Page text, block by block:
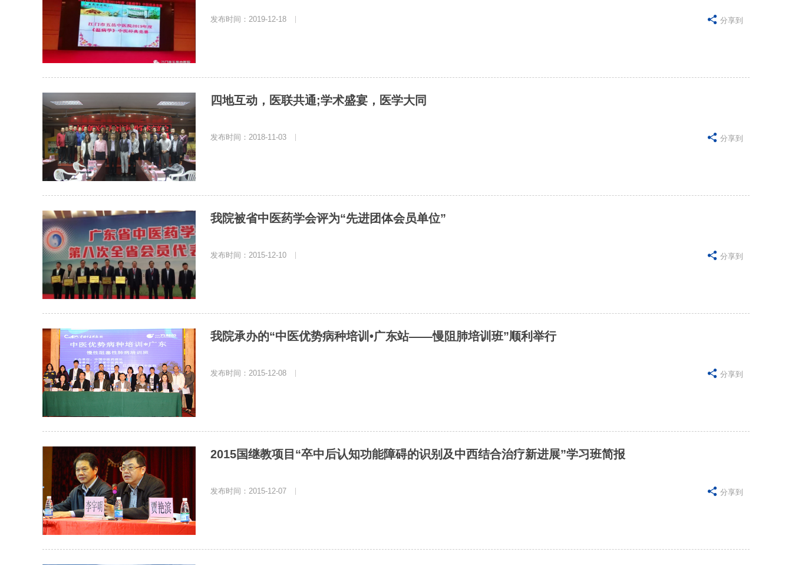
发布时间：2019-12-18  分享到
四地互动，医联共通;学术盛宴，医学大同
发布时间：2018-11-03  分享到
我院被省中医药学会评为“先进团体会员单位”
发布时间：2015-12-10  分享到
我院承办的“中医优势病种培训•广东站——慢阻肺培训班”顺利举行
发布时间：2015-12-08  分享到
2015国继教项目“卒中后认知功能障碍的识别及中西结合治疗新进展”学习班简报
发布时间：2015-12-07  分享到